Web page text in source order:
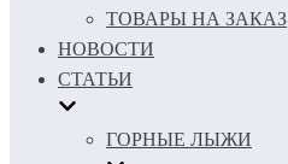
ТОВАРЫ НА ЗАКАЗ
НОВОСТИ
СТАТЬИ
ГОРНЫЕ ЛЫЖИ